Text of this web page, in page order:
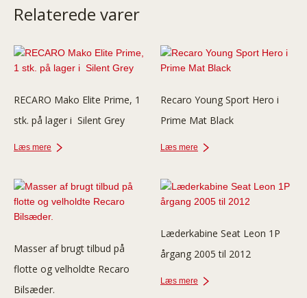
Relaterede varer
RECARO Mako Elite Prime, 1
stk. på lager i Silent Grey
Læs mere
Recaro Young Sport Hero i
Prime Mat Black
Læs mere
Masser af brugt tilbud på
flotte og velholdte Recaro
Bilsæder.
Læderkabine Seat Leon 1P
årgang 2005 til 2012
Læs mere